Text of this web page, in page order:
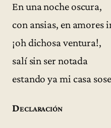
En una noche oscura,
con ansias, en amores
¡oh dichosa ventura!,
salí sin ser notada
estando ya mi casa
Declaración